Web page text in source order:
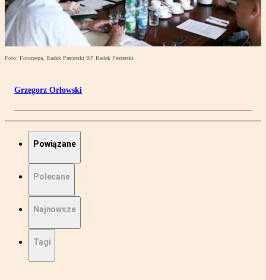
Foto: Fotorzepa, Radek Pasterski RP Radek Pasterski
Grzegorz Orłowski
Powiązane
Polecane
Najnowsze
Tagi